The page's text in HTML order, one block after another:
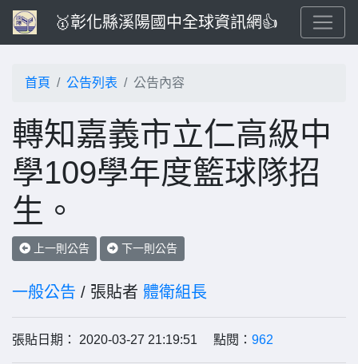
🥇彰化縣溪陽國中全球資訊網👍
首頁 公告列表 公告內容
轉知嘉義市立仁高級中
學109學年度籃球隊招
生。
上一則公告 下一則公告
一般公告 / 張貼者 體衛組長
張貼日期： 2020-03-27 21:19:51 點閱： 962